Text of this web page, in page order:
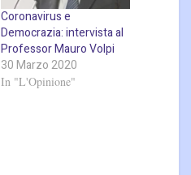
Coronavirus e
Democrazia: intervista al
Professor Mauro Volpi
30 Marzo 2020
In "L'Opinione"